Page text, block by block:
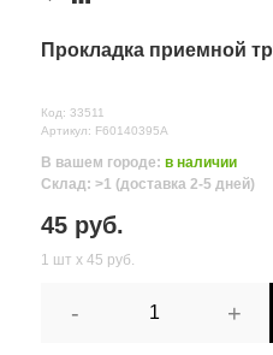
Комментарий
Прокладка приемной
Код: 33511
Артикул: F60140395A
В вашем городе: в наличии
Склад: >1 (доставка 2-5 дней)
45 руб.
1 шт х 45 руб.
- +